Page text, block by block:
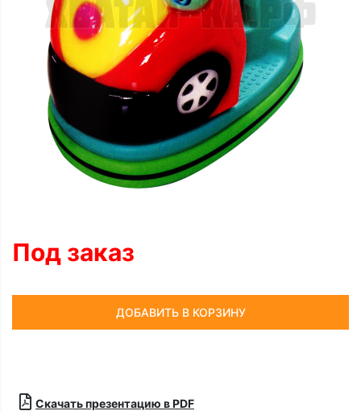
Под заказ
ДОБАВИТЬ В КОРЗИНУ
Скачать презентацию в PDF